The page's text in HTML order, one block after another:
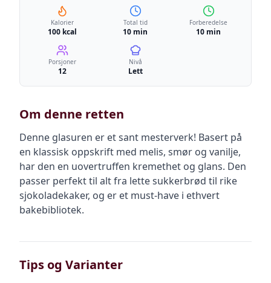
Kalorier
100 kcal
Total tid
10 min
Forberedelse
10 min
Porsjoner
12
Nivå
Lett
Om denne retten
Denne glasuren er et sant mesterverk! Basert på
en klassisk oppskrift med melis, smør og vanilje,
har den en uovertruffen kremethet og glans. Den
passer perfekt til alt fra lette sukkerbrød til rike
sjokoladekaker, og er et must-have i ethvert
bakebibliotek.
Tips og Varianter